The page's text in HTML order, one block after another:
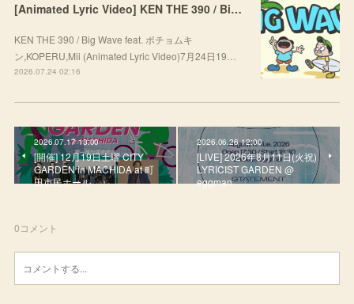
[Animated Lyric Video] KEN THE 390 / Big Wave feat. ポチョムキン,KOPERU,Mii
KEN THE 390 / Big Wave feat. ポチョムキ
ン,KOPERU,Mii (Animated Lyric Video)7月24日19…
2026.07.24 02:16
2026.07.17 13:00
[開催] 12月19日土曜 CITY
GARDEN in MACHIDA at 町
田市民ホール
2026.06.26 12:00
[LIVE] 2026年8月11日(火祝)
LYRICIST GARDEN @
eggman
0コメント